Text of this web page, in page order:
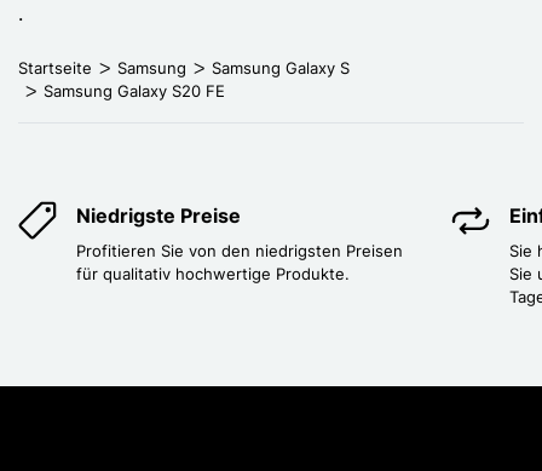
.
Startseite Samsung
Samsung Galaxy S
Samsung Galaxy S20 FE
Niedrigste Preise
Profitieren Sie von den niedrigsten Preisen
für qualitativ hochwertige Produkte.
Sie
Sie